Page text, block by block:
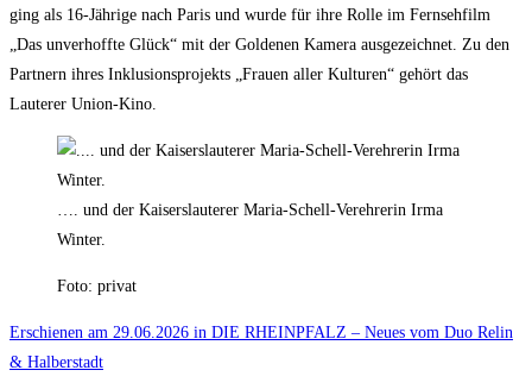
ging als 16-Jährige nach Paris und wurde für ihre Rolle im Fernsehfilm
„Das unverhoffte Glück“ mit der Goldenen Kamera ausgezeichnet. Zu den
Partnern ihres Inklusionsprojekts „Frauen aller Kulturen“ gehört das
Lauterer Union-Kino.
…. und der Kaiserslauterer Maria-Schell-Verehrerin Irma
Winter.
Foto: privat
Erschienen am 29.06.2026 in DIE RHEINPFALZ – Neues vom Duo Relin
& Halberstadt